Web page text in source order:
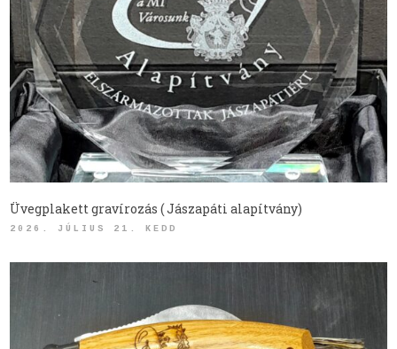
Üvegplakett gravírozás ( Jászapáti alapítvány)
2026. JÚLIUS 21. KEDD